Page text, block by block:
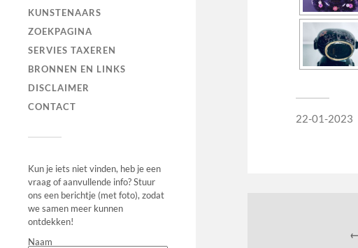
KUNSTENAARS
ZOEKPAGINA
SERVIES TAXEREN
BRONNEN EN LINKS
DISCLAIMER
CONTACT
Kun je iets niet vinden, heb je een
vraag of aanvullende info? Stuur
ons een berichtje (met foto), zodat
we samen meer kunnen
ontdekken!
Naam
22-01-2023